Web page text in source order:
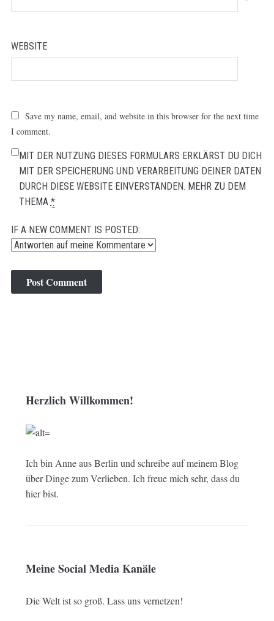
WEBSITE
Save my name, email, and website in this browser for the next time
I comment.
MIT DER NUTZUNG DIESES FORMULARS ERKLÄRST DU DICH
MIT DER SPEICHERUNG UND VERARBEITUNG DEINER DATEN
DURCH DIESE WEBSITE EINVERSTANDEN. MEHR ZU DEM
THEMA *
IF A NEW COMMENT IS POSTED:
Herzlich Willkommen!
Ich bin Anne aus Berlin und schreibe auf meinem Blog
über Dinge zum Verlieben. Ich freue mich sehr, dass du
hier bist.
Meine Social Media Kanäle
Die Welt ist so groß. Lass uns vernetzen!